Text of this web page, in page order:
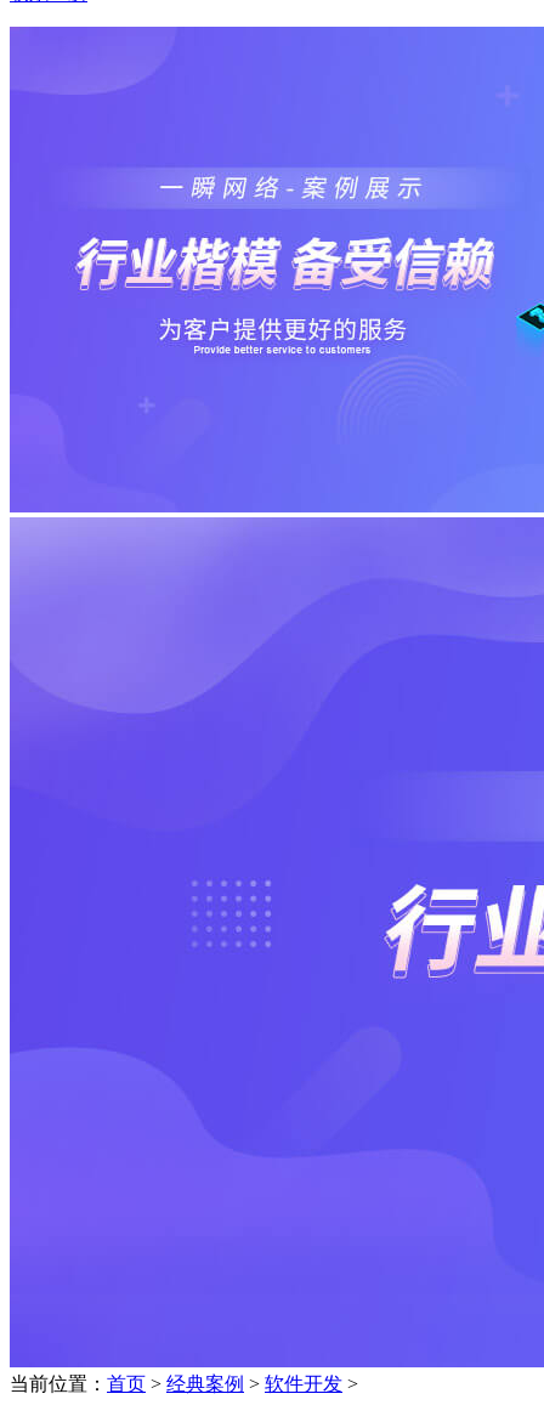
当前位置： 首页 > 经典案例 > 软件开发 >